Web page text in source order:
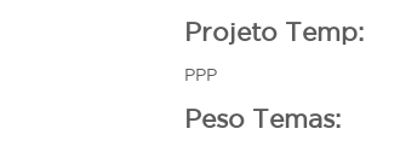
Projeto Temp:
PPP
Peso Temas: